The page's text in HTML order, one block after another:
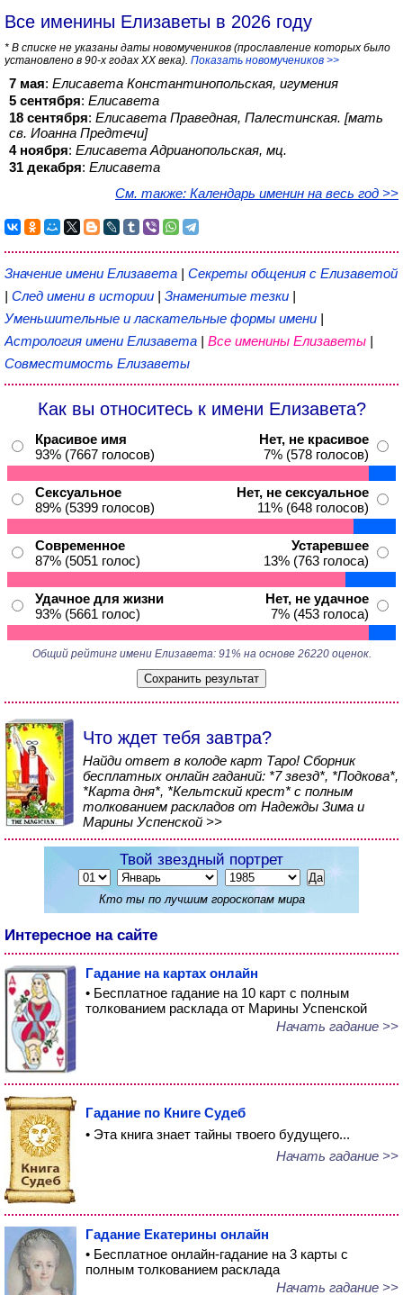
Все именины Елизаветы в 2026 году
* В списке не указаны даты новомучеников (прославление которых было
установлено в 90-х годах XX века). Показать новомучеников >>
7 мая: Елисавета Константинопольская, игумения
5 сентября: Елисавета
18 сентября: Елисавета Праведная, Палестинская. [мать
св. Иоанна Предтечи]
4 ноября: Елисавета Адрианопольская, мц.
31 декабря: Елисавета
См. также: Календарь именин на весь год >>
Значение имени Елизавета | Секреты общения с Елизаветой
| След имени в истории | Знаменитые тезки |
Уменьшительные и ласкательные формы имени |
Астрология имени Елизавета | Все именины Елизаветы |
Совместимость Елизаветы
Как вы относитесь к имени Елизавета?
Красивое имя
93% (7667 голосов)
Нет, не красивое
7% (578 голосов)
Сексуальное
89% (5399 голосов)
Нет, не сексуальное
11% (648 голосов)
Современное
87% (5051 голос)
Устаревшее
13% (763 голоса)
Удачное для жизни
93% (5661 голос)
Нет, не удачное
7% (453 голоса)
Общий рейтинг имени Елизавета: 91% на основе 26220 оценок.
Что ждет тебя завтра?
Найди ответ в колоде карт Таро! Сборник
бесплатных онлайн гаданий: *7 звезд*, *Подкова*,
*Карта дня*, *Кельтский крест* с полным
толкованием раскладов от Надежды Зима и
Марины Успенской >>
Твой звездный портрет
Кто ты по лучшим гороскопам мира
Интересное на сайте
Гадание на картах онлайн
• Бесплатное гадание на 10 карт с полным
толкованием расклада от Марины Успенской
Начать гадание >>
Гадание по Книге Судеб
• Эта книга знает тайны твоего будущего...
Начать гадание >>
Гадание Екатерины онлайн
• Бесплатное онлайн-гадание на 3 карты с
полным толкованием расклада
Начать гадание >>